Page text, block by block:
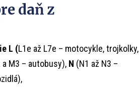
daň z
L (L1e až L7e – motocykle, trojkolky,
M3 – autobusy), N (N1 až N3 –